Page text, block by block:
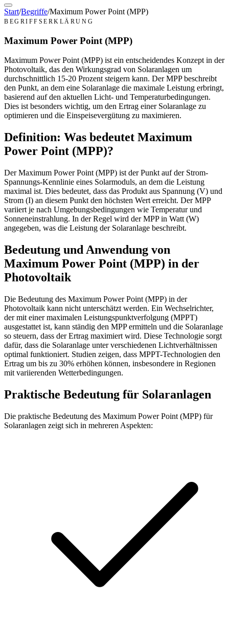
Start/Begriffe/Maximum Power Point (MPP)
BEGRIFFSERKLÄRUNG
Maximum Power Point (MPP)
Maximum Power Point (MPP) ist ein entscheidendes Konzept in der
Photovoltaik, das den Wirkungsgrad von Solaranlagen um
durchschnittlich 15-20 Prozent steigern kann. Der MPP beschreibt
den Punkt, an dem eine Solaranlage die maximale Leistung erbringt,
basierend auf den aktuellen Licht- und Temperaturbedingungen.
Dies ist besonders wichtig, um den Ertrag einer Solaranlage zu
optimieren und die Einspeisevergütung zu maximieren.
Definition: Was bedeutet Maximum
Power Point (MPP)?
Der Maximum Power Point (MPP) ist der Punkt auf der Strom-
Spannungs-Kennlinie eines Solarmoduls, an dem die Leistung
maximal ist. Dies bedeutet, dass das Produkt aus Spannung (V) und
Strom (I) an diesem Punkt den höchsten Wert erreicht. Der MPP
variiert je nach Umgebungsbedingungen wie Temperatur und
Sonneneinstrahlung. In der Regel wird der MPP in Watt (W)
angegeben, was die Leistung der Solaranlage beschreibt.
Bedeutung und Anwendung von
Maximum Power Point (MPP) in der
Photovoltaik
Die Bedeutung des Maximum Power Point (MPP) in der
Photovoltaik kann nicht unterschätzt werden. Ein Wechselrichter,
der mit einer maximalen Leistungspunktverfolgung (MPPT)
ausgestattet ist, kann ständig den MPP ermitteln und die Solaranlage
so steuern, dass der Ertrag maximiert wird. Diese Technologie sorgt
dafür, dass die Solaranlage unter verschiedenen Lichtverhältnissen
optimal funktioniert. Studien zeigen, dass MPPT-Technologien den
Ertrag um bis zu 30% erhöhen können, insbesondere in Regionen
mit variierenden Wetterbedingungen.
Praktische Bedeutung für Solaranlagen
Die praktische Bedeutung des Maximum Power Point (MPP) für
Solaranlagen zeigt sich in mehreren Aspekten: